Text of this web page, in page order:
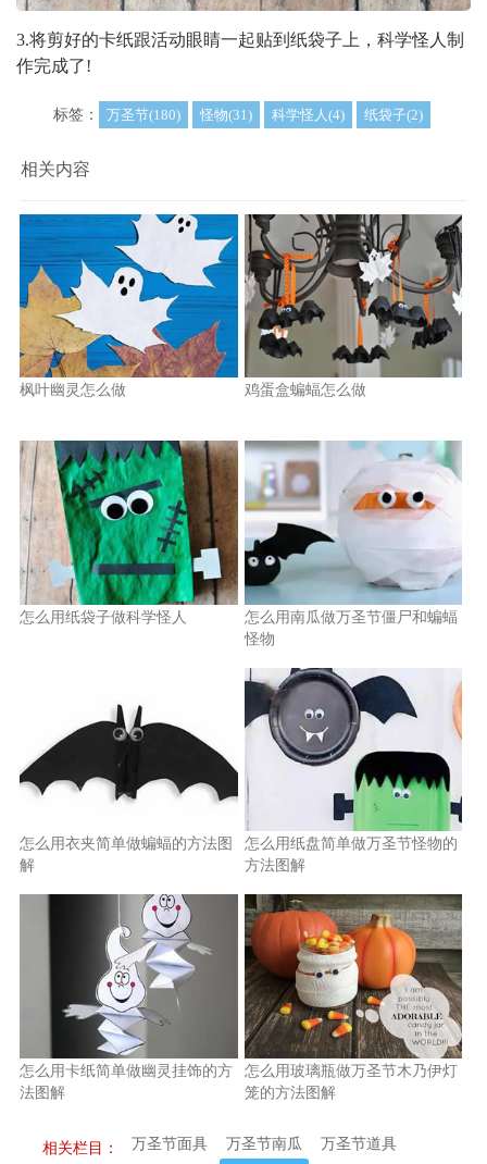
3.将剪好的卡纸跟活动眼睛一起贴到纸袋子上，科学怪人制
作完成了!
标签： 万圣节(180) 怪物(31) 科学怪人(4) 纸袋子(2)
相关内容
枫叶幽灵怎么做 鸡蛋盒蝙蝠怎么做
怎么用纸袋子做科学怪人
怎么用南瓜做万圣节僵尸和蝙蝠
怪物
怎么用衣夹简单做蝙蝠的方法图
解
怎么用纸盘简单做万圣节怪物的
方法图解
怎么用卡纸简单做幽灵挂饰的方
法图解
怎么用玻璃瓶做万圣节木乃伊灯
笼的方法图解
相关栏目： 万圣节面具 万圣节南瓜
万圣节道具